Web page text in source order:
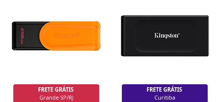
FRETE GRÁTIS
Grande SP/RJ
FRETE GRÁTIS
Curitiba